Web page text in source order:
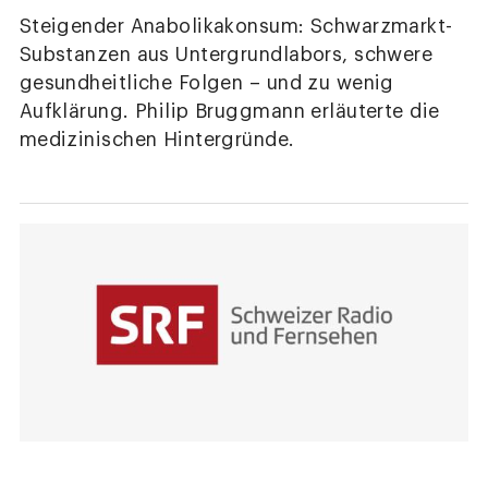
Steigender Anabolikakonsum: Schwarzmarkt-
Substanzen aus Untergrundlabors, schwere
gesundheitliche Folgen – und zu wenig
Aufklärung. Philip Bruggmann erläuterte die
medizinischen Hintergründe.